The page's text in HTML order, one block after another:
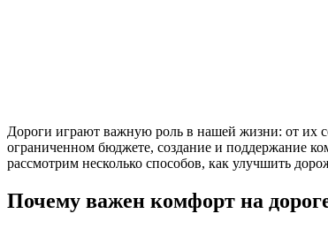
Дороги играют важную роль в нашей жизни: от их
ограниченном бюджете, создание и поддержание
рассмотрим несколько способов, как улучшить
Почему важен комфорт на